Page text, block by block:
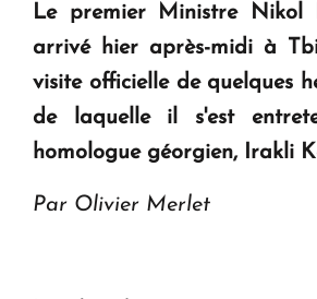
KASA : 30 ans d'audace, de
Le premier hôtel Hyatt Regency
ouvrira ses portes à Dilijan
Le premier Ministre Nikol
arrivé hier après-midi à
visite officielle de quelques
de laquelle il s'est
homologue géorgien, Irakli
Par Olivier Merlet